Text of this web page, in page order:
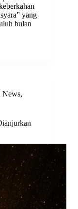
yang
bulan
News,